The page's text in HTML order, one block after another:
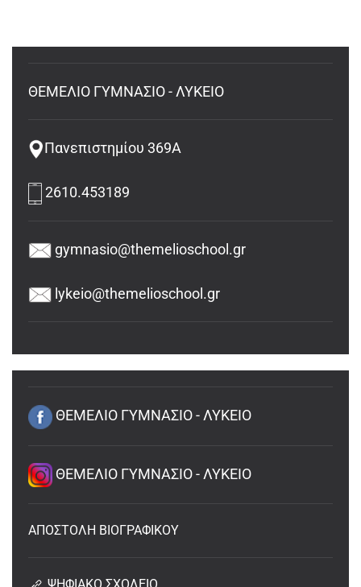
ΘΕΜΕΛΙΟ ΓΥΜΝΑΣΙΟ - ΛΥΚΕΙΟ
Πανεπιστημίου 369Α
2610.453189
gymnasio@themelioschool.gr
lykeio@themelioschool.gr
ΘΕΜΕΛΙΟ ΓΥΜΝΑΣΙΟ - ΛΥΚΕΙΟ
ΘΕΜΕΛΙΟ ΓΥΜΝΑΣΙΟ - ΛΥΚΕΙΟ
ΑΠΟΣΤΟΛΗ ΒΙΟΓΡΑΦΙΚΟΥ